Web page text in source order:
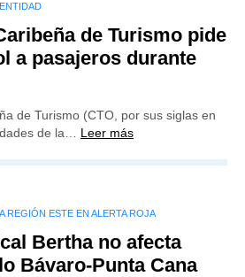
de Turismo pide
a pasajeros durante
de Turismo (CTO, por sus siglas en
de la… Leer más
REGIÓN ESTE EN ALERTA ROJA
Bertha no afecta
Bávaro-Punta Cana